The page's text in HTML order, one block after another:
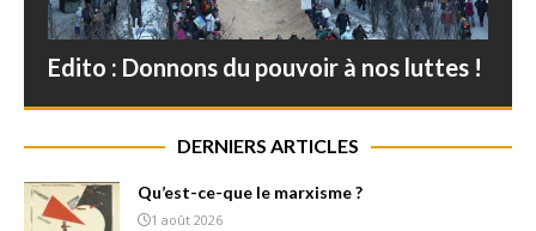
Edito : Donnons du pouvoir à nos luttes !
DERNIERS ARTICLES
Qu’est-ce-que le marxisme ?
1 août 2026